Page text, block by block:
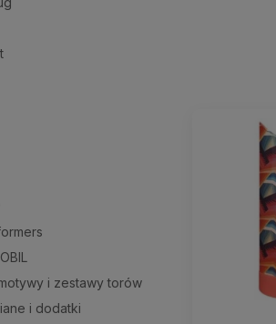
i zestawy torów
i dodatki